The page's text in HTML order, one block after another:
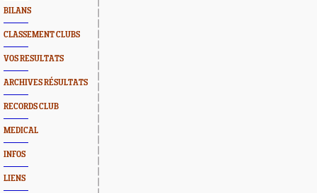
BILANS
CLASSEMENT CLUBS
VOS RESULTATS
ARCHIVES RÉSULTATS
RECORDS CLUB
MEDICAL
INFOS
LIENS